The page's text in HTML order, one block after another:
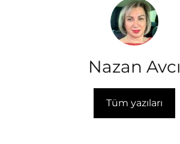
Nazan Avcı
Tüm yazıları